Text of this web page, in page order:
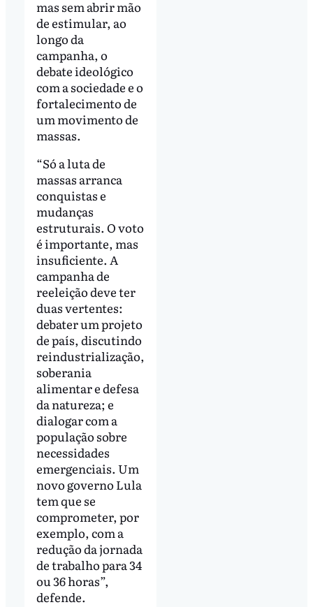
mas sem abrir mão
de estimular, ao
longo da
campanha, o
debate ideológico
com a sociedade e o
fortalecimento de
um movimento de
massas.
“Só a luta de
massas arranca
conquistas e
mudanças
estruturais. O voto
é importante, mas
insuficiente. A
campanha de
reeleição deve ter
duas vertentes:
debater um projeto
de país, discutindo
reindustrialização,
soberania
alimentar e defesa
da natureza; e
dialogar com a
população sobre
necessidades
emergenciais. Um
novo governo Lula
tem que se
comprometer, por
exemplo, com a
redução da jornada
de trabalho para 34
ou 36 horas”,
defende.